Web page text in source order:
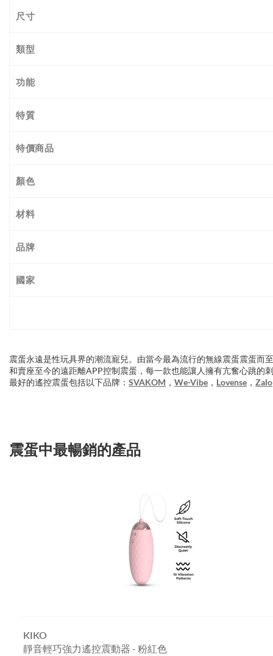
尺寸
類型
功能
特質
特價商品
顏色
材料
品牌
國家
震蛋永遠是性玩具界的潮流寵兒。由當今最為流行的無線震蛋震蛋而
和賣座至今的遠距離APP控制震蛋，每一款也能讓人擁有亢奮心跳的
最好的遙控震蛋包括以下品牌： SVAKOM ， We-Vibe ， Lovense ， Zalo
震蛋中最暢銷的產品
KIKO
靜音輕巧強力遙控震動器 - 粉紅色